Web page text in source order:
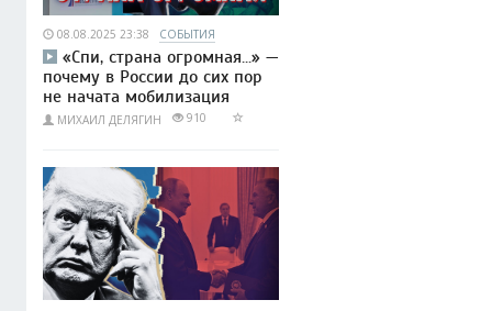
08.08.2025 23:38 СОБЫТИЯ
«Спи, страна огромная...» —
почему в России до сих пор
не начата мобилизация
МИХАИЛ ДЕЛЯГИН 910